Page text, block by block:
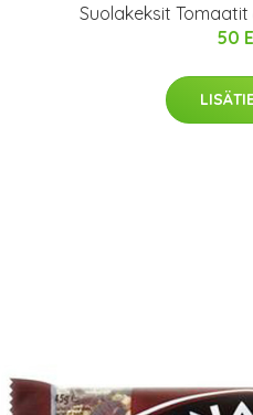
Suolakeksit Tomaatit
50